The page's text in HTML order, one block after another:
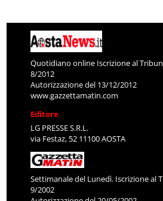
Quotidiano online Iscrizione al
8/2012
Autorizzazione del 13/12/2012
www.gazzettamatin.com
Editore
LG PRESSE S.R.L.
via Festaz, 52 11100 AOSTA
Settimanale del Lunedì. Iscrizione al
9/2002